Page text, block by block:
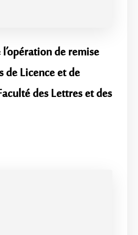
de remise
de Licence et de
des Lettres et des